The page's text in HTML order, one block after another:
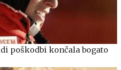
poškodbi končala bogato